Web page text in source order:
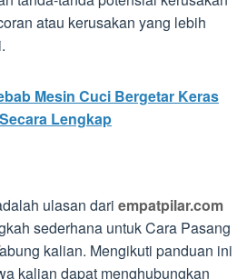
atau kerusakan yang lebih
Mesin Cuci Bergetar Keras
Lengkap
ulasan dari empatpilar.com
sederhana untuk Cara Pasang
kalian. Mengikuti panduan ini
kalian dapat menghubungkan